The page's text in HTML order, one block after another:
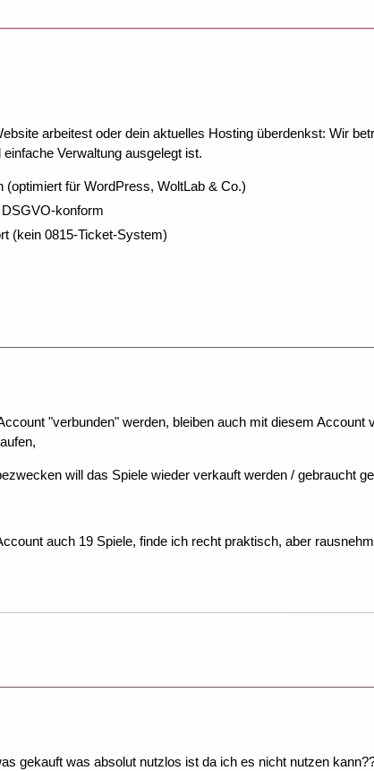
arbeitest oder dein aktuelles Hosting überdenkst: Wir
Verwaltung ausgelegt ist.
für WordPress, WoltLab & Co.)
konform
(kein 0815-Ticket-System)
"verbunden" werden, bleiben auch mit diesem
will das Spiele wieder verkauft werden / gebraucht
auch 19 Spiele, finde ich recht praktisch, aber
gekauft was absolut nutzlos ist da ich es nicht nutzen